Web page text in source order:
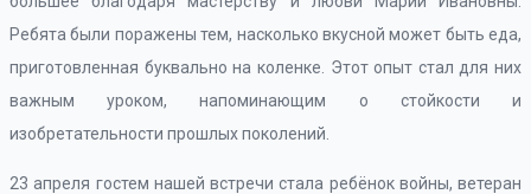
Ребята были поражены тем, насколько вкусной может быть еда,
приготовленная буквально на коленке. Этот опыт стал для них
важным уроком, напоминающим о стойкости и
изобретательности прошлых поколений.
23 апреля гостем нашей встречи стала ребёнок войны, ветеран